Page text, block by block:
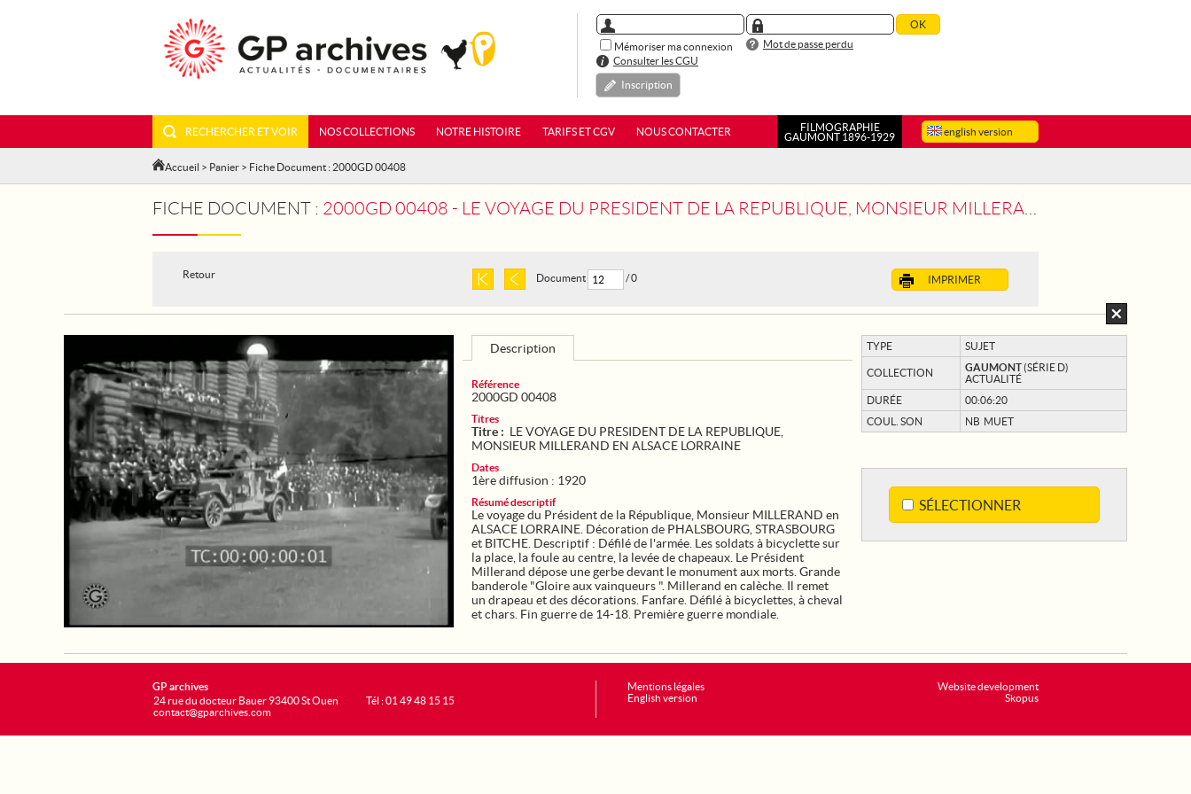
Mémoriser ma connexion
Mot de passe perdu
Consulter les CGU
Inscription
english version
RECHERCHER ET VOIR NOS COLLECTIONS NOTRE HISTOIRE TARIFS ET CGV NOUS CONTACTER
FILMOGRAPHIE
GAUMONT 1896-1929
Accueil > Panier > Fiche Document : 2000GD 00408
FICHE DOCUMENT : 2000GD 00408 - LE VOYAGE DU PRESIDENT DE LA REPUBLIQUE, MONSIEUR MILLERAND EN ALSACE LORRAINE
Retour IMPRIMER
Document / 0
TYPE SUJET
COLLECTION GAUMONT(SÉRIE D)
ACTUALITÉ
DURÉE
00:06:20
COUL. SON
NB MUET
SÉLECTIONNER
Description
Référence
2000GD 00408
Titres
Titre : LE VOYAGE DU PRESIDENT DE LA REPUBLIQUE,
MONSIEUR MILLERAND EN ALSACE LORRAINE
Dates
1ère diffusion : 1920
Résumé descriptif
Le voyage du Président de la République, Monsieur MILLERAND en
ALSACE LORRAINE. Décoration de PHALSBOURG, STRASBOURG
et BITCHE. Descriptif : Défilé de l'armée. Les soldats à bicyclette sur
la place, la foule au centre, la levée de chapeaux. Le Président
Millerand dépose une gerbe devant le monument aux morts. Grande
banderole "Gloire aux vainqueurs ". Millerand en calèche. Il remet
un drapeau et des décorations. Fanfare. Défilé à bicyclettes, à cheval
et chars. Fin guerre de 14-18. Première guerre mondiale.
Website development
Skopus
GP archives
24 rue du docteur Bauer 93400 St Ouen
contact@gparchives.com
Tél : 01 49 48 15 15
Mentions légales
English version